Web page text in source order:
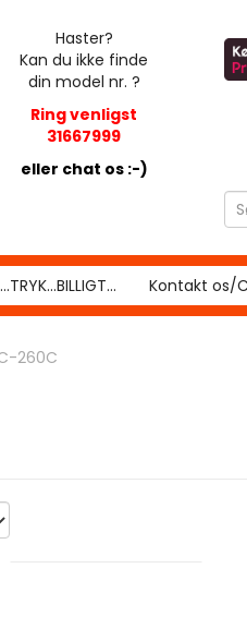
Haster?
Kan du ikke finde
din model nr. ?
Ring venligst
31667999
eller chat os :-)
Kontakt os/
260C